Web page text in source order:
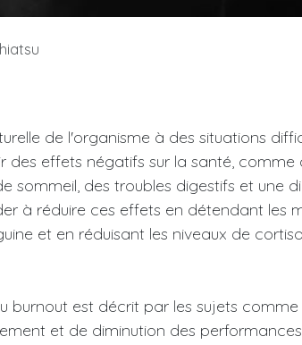
de l'organisme à des situations
des effets négatifs sur la santé, comme
sommeil, des troubles digestifs et une
à réduire ces effets en détendant les
et en réduisant les niveaux de
burnout est décrit par les sujets
et de diminution des